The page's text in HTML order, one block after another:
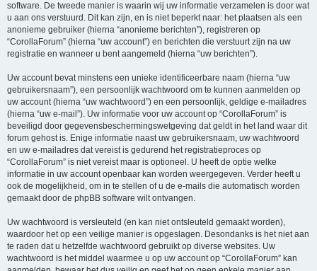
software. De tweede manier is waarin wij uw informatie verzamelen is door wat
u aan ons verstuurd. Dit kan zijn, en is niet beperkt naar: het plaatsen als een
anonieme gebruiker (hierna “anonieme berichten”), registreren op
“CorollaForum” (hierna “uw account”) en berichten die verstuurt zijn na uw
registratie en wanneer u bent aangemeld (hierna “uw berichten”).
Uw account bevat minstens een unieke identificeerbare naam (hierna “uw
gebruikersnaam”), een persoonlijk wachtwoord om te kunnen aanmelden op
uw account (hierna “uw wachtwoord”) en een persoonlijk, geldige e-mailadres
(hierna “uw e-mail”). Uw informatie voor uw account op “CorollaForum” is
beveiligd door gegevensbeschermingswetgeving dat geldt in het land waar dit
forum gehost is. Enige informatie naast uw gebruikersnaam, uw wachtwoord
en uw e-mailadres dat vereist is gedurend het registratieproces op
“CorollaForum” is niet vereist maar is optioneel. U heeft de optie welke
informatie in uw account openbaar kan worden weergegeven. Verder heeft u
ook de mogelijkheid, om in te stellen of u de e-mails die automatisch worden
gemaakt door de phpBB software wilt ontvangen.
Uw wachtwoord is versleuteld (en kan niet ontsleuteld gemaakt worden),
waardoor het op een veilige manier is opgeslagen. Desondanks is het niet aan
te raden dat u hetzelfde wachtwoord gebruikt op diverse websites. Uw
wachtwoord is het middel waarmee u op uw account op “CorollaForum” kan